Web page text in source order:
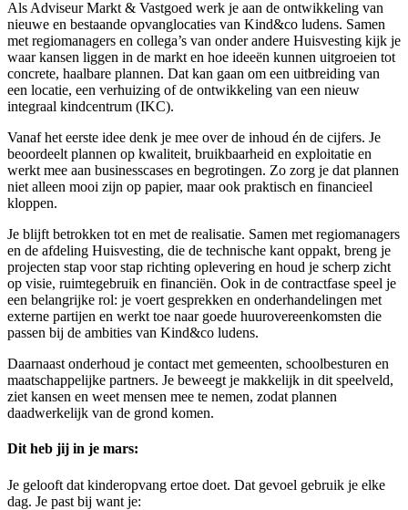
Als Adviseur Markt & Vastgoed werk je aan de ontwikkeling van
nieuwe en bestaande opvanglocaties van Kind&co ludens. Samen
met regiomanagers en collega’s van onder andere Huisvesting kijk je
waar kansen liggen in de markt en hoe ideeën kunnen uitgroeien tot
concrete, haalbare plannen. Dat kan gaan om een uitbreiding van
een locatie, een verhuizing of de ontwikkeling van een nieuw
integraal kindcentrum (IKC).
Vanaf het eerste idee denk je mee over de inhoud én de cijfers. Je
beoordeelt plannen op kwaliteit, bruikbaarheid en exploitatie en
werkt mee aan businesscases en begrotingen. Zo zorg je dat plannen
niet alleen mooi zijn op papier, maar ook praktisch en financieel
kloppen.
Je blijft betrokken tot en met de realisatie. Samen met regiomanagers
en de afdeling Huisvesting, die de technische kant oppakt, breng je
projecten stap voor stap richting oplevering en houd je scherp zicht
op visie, ruimtegebruik en financiën. Ook in de contractfase speel je
een belangrijke rol: je voert gesprekken en onderhandelingen met
externe partijen en werkt toe naar goede huurovereenkomsten die
passen bij de ambities van Kind&co ludens.
Daarnaast onderhoud je contact met gemeenten, schoolbesturen en
maatschappelijke partners. Je beweegt je makkelijk in dit speelveld,
ziet kansen en weet mensen mee te nemen, zodat plannen
daadwerkelijk van de grond komen.
Dit heb jij in je mars:
Je gelooft dat kinderopvang ertoe doet. Dat gevoel gebruik je elke
dag. Je past bij want je: